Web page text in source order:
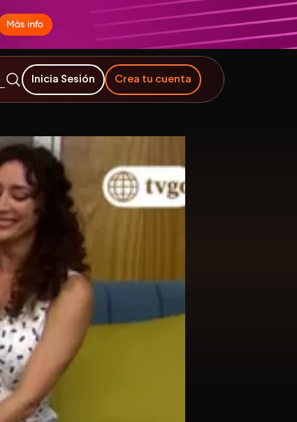
Inicia Sesión Crea tu cuenta